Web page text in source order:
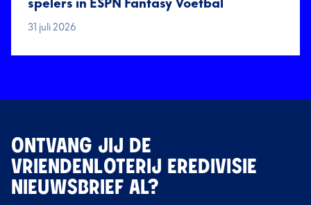
spelers in ESPN Fantasy Voetbal
31 juli 2026
ONTVANG JIJ DE
VRIENDENLOTERIJ EREDIVISIE
NIEUWSBRIEF AL?